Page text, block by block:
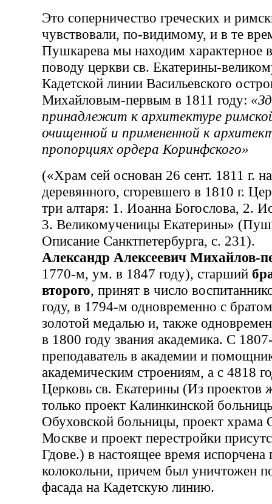
Это соперничество греческих и
чувствовали, по-видимому, и в те
Пушкарева мы находим характерное
поводу церкви св. Екатерины-
Кадетской линии Васильевского
Михайловым-первым в 1811 году:
принадлежит к архитектуре
очищенной и примененной к
пропорциях ордера Коринфского»
(«Храм сей основан 26 сент. 1811 г.
деревянного, сгоревшего в 1810 г.
три алтаря: 1. Иоанна Богослова, 2.
3. Великомученицы Екатерины»
Описание Санктпетербурга, с. 231).
Александр Алексеевич Михайлов-
1770-м, ум. в 1847 году), старший
второго, принят в число
году, в 1794-м одновременно с
золотой медалью и, также
в 1800 году звания академика. С
преподаватель в академии и
академическим строениям, а с 4818
Церковь св. Екатерины (Из проектов
только проект Калинкинской
Обуховской больницы, проект храма
Москве и проект перестройки
Гдове.) в настоящее время
колокольни, причем был уничтожен
фасада на Кадетскую линию.